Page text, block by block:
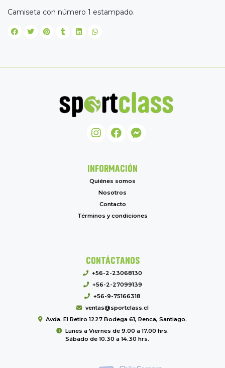
Camiseta con número 1 estampado.
INFORMACIÓN
Quiénes somos
Nosotros
Contacto
Términos y condiciones
CONTÁCTANOS
+56-2-23068130
+56-2-27099139
+56-9-75166318
ventas@sportclass.cl
Avda. El Retiro 1227 Bodega 61, Renca, Santiago.
Lunes a Viernes de 9.00 a 17.00 hrs.
Sábado de 10.30 a 14.30 hrs.